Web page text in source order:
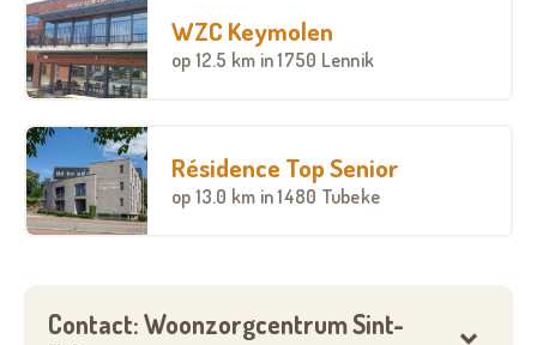
WZC Keymolen
op 12.5 km in 1750 Lennik
Résidence Top Senior
op 13.0 km in 1480 Tubeke
Contact: Woonzorgcentrum Sint-